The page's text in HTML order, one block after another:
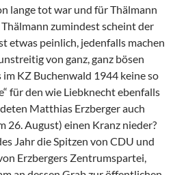
lange tot war und für Thälmann
zumindest scheint der
etwas peinlich, jedenfalls machen
von ganz, ganz bösen
im KZ Buchenwald 1944 keine so
für den wie Liebknecht ebenfalls
Matthias Erzberger auch
26. August) einen Kranz nieder?
Jahr die Spitzen von CDU und
Erzbergers Zentrumspartei,